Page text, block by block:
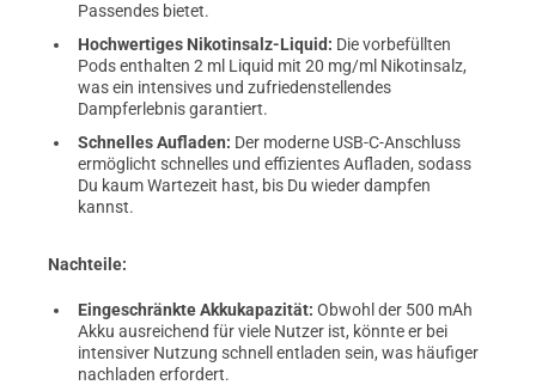
Passendes bietet.
Hochwertiges Nikotinsalz-Liquid: Die vorbefüllten
Pods enthalten 2 ml Liquid mit 20 mg/ml Nikotinsalz,
was ein intensives und zufriedenstellendes
Dampferlebnis garantiert.
Schnelles Aufladen: Der moderne USB-C-Anschluss
ermöglicht schnelles und effizientes Aufladen, sodass
Du kaum Wartezeit hast, bis Du wieder dampfen
kannst.
Nachteile:
Eingeschränkte Akkukapazität: Obwohl der 500 mAh
Akku ausreichend für viele Nutzer ist, könnte er bei
intensiver Nutzung schnell entladen sein, was häufiger
nachladen erfordert.